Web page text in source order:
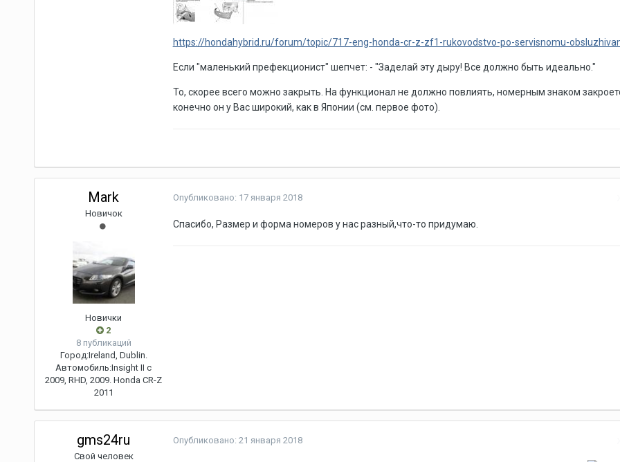
https://hondahybrid.ru/forum/topic/717-eng-honda-cr-z-zf1-rukovodstvo-po-servisnomu-
Если "маленький префекционист" шепчет: - "Заделай эту дыру! Все должно быть идеально."
То, скорее всего можно закрыть. На функционал не должно повлиять, номерным знаком
конечно он у Вас широкий, как в Японии (см. первое фото).
Mark
Новичок
Новички
2
8 публикаций
Город:Ireland, Dublin.
Автомобиль:Insight II c
2009, RHD, 2009. Honda CR-Z
2011
Опубликовано: 17 января 2018
Спасибо, Размер и форма номеров у нас разный,что-то придумаю.
gms24ru
Свой человек
Опубликовано: 21 января 2018